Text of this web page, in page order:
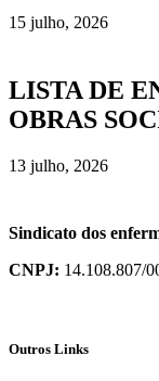
15 julho, 2026
LISTA DE
OBRAS
13 julho, 2026
Sindicato dos
CNPJ: 14.108.807/
Outros Links